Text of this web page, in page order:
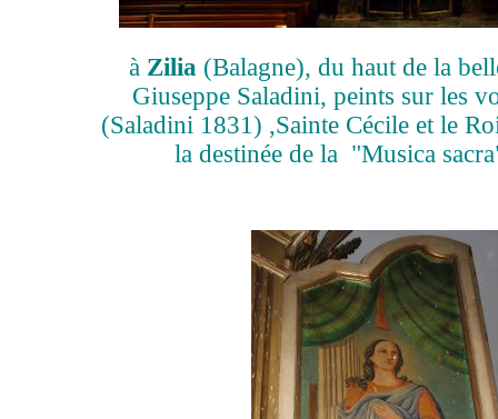
à Zilia (Balagne), du haut de la
Giuseppe Saladini, peints sur les
(Saladini 1831) ,Sainte Cécile et le
la destinée de la "Musica